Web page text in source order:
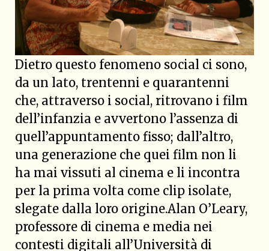
Dietro questo fenomeno social ci sono,
da un lato, trentenni e quarantenni
che, attraverso i social, ritrovano i film
dell’infanzia e avvertono l’assenza di
quell’appuntamento fisso; dall’altro,
una generazione che quei film non li
ha mai vissuti al cinema e li incontra
per la prima volta come clip isolate,
slegate dalla loro origine.Alan O’Leary,
professore di cinema e media nei
contesti digitali all’Università di